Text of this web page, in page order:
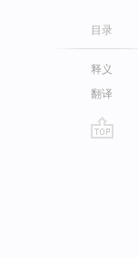
目录
释义
翻译